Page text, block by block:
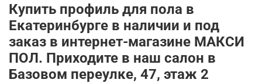
Купить профиль для пола в
Екатеринбурге в наличии и под
заказ в интернет-магазине МАКСИ
ПОЛ. Приходите в наш салон в
Базовом переулке, 47, этаж 2